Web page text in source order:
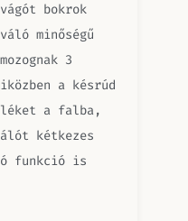
bokrok
minőségű
3
a késrúd
a falba,
kétkezes
funkció is